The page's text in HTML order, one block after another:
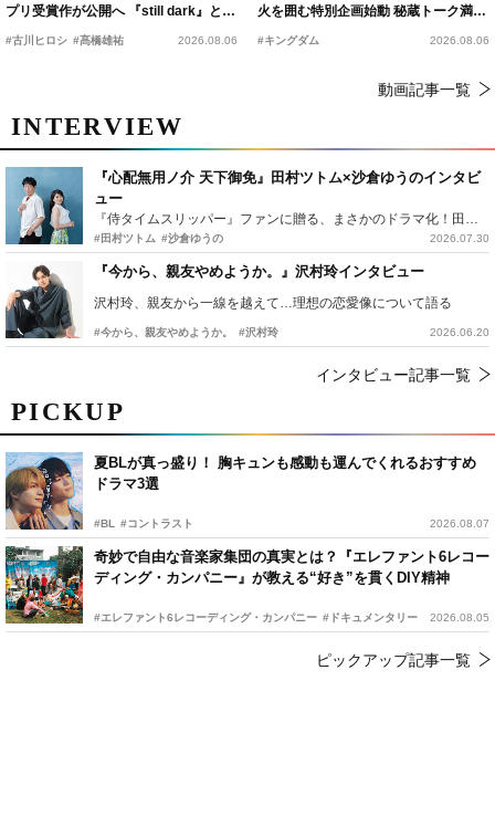
PICKUP
夏BLが真っ盛り！ 胸キュンも感動も運んでくれるおすすめ
ドラマ3選
#BL #コントラスト 2026.08.07
奇妙で自由な音楽家集団の真実とは？『エレファント6レコー
ディング・カンパニー』が教える“好き”を貫くDIY精神
#エレファント6レコーディング・カンパニー #ドキュメンタリー 2026.08.05
ピックアップ記事一覧
プリ受賞作が公開へ 『still dark』と同
#古川ヒロシ #髙橋雄祐 2026.08.06
火を囲む特別企画始動 秘蔵トーク満載
#キングダム 2026.08.06
動画記事一覧
INTERVIEW
『心配無用ノ介 天下御免』田村ツトム×沙倉ゆうのインタビ
ュー
『侍タイムスリッパー』ファンに贈る、まさかのドラマ化！田村ツトム×沙倉ゆうのが語る『心配無用ノ介』撮影秘話
#田村ツトム #沙倉ゆうの 2026.07.30
『今から、親友やめようか。』沢村玲インタビュー
沢村玲、親友から一線を越えて…理想の恋愛像について語る
#今から、親友やめようか。 #沢村玲 2026.06.20
インタビュー記事一覧